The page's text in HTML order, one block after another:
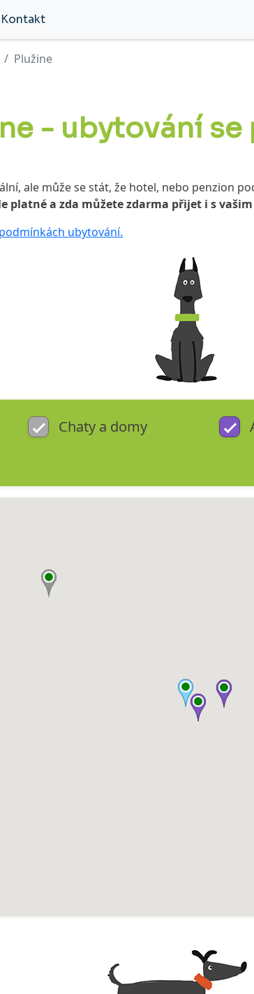
Kontakt
Plužine
- ubytování se
ale může se stát, že hotel, nebo penzion
a zda můžete zdarma přijet i s
podmínkách ubytování.
Chaty a domy